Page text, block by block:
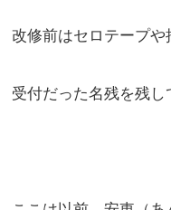
改修前はセロテープや
受付だった名残を残し